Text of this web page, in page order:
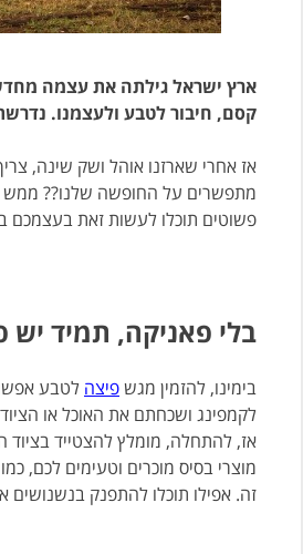
ארץ ישראל גילתה את עצמה
קסם, חיבור לטבע ולעצמנו.
אז אחרי שארזנו אוהל ושק שינה,
מתפשרים על החופשה שלנו?? ממש
פשוטים תוכלו לעשות זאת בעצמכם
בלי פאניקה, תמיד יש
בימינו, להזמין מגשפיצה לטבע
לקמפינג ושכחתם את האוכל או
אז, להתחלה, מומלץ להצטייד בציוד
מוצרי בסיס מוכרים וטעימים לכם,
זה. אפילו תוכלו להתפנק